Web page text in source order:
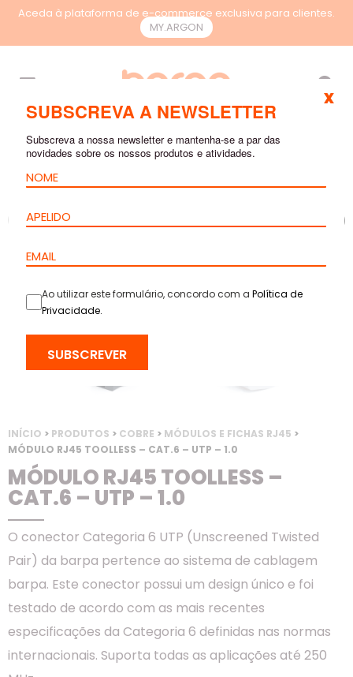
Aceda à plataforma de e-commerce exclusiva para clientes.
MY.ARGON
INÍCIO > PRODUTOS > COBRE > MÓDULOS E FICHAS RJ45 >
MÓDULO RJ45 TOOLLESS – CAT.6 – UTP – 1.0
MÓDULO RJ45 TOOLLESS –
CAT.6 – UTP – 1.0
O conector Categoria 6 UTP (Unscreened Twisted
Pair) da barpa pertence ao sistema de cablagem
barpa. Este conector possui um design único e foi
testado de acordo com as mais recentes
especificações da Categoria 6 definidas nas normas
internacionais. Suporta todas as aplicações até 250
SUBSCREVA A NEWSLETTER
Subscreva a nossa newsletter e mantenha-se a par das
novidades sobre os nossos produtos e atividades.
Ao utilizar este formulário, concordo com a Política de
Privacidade.
SUBSCREVER
x